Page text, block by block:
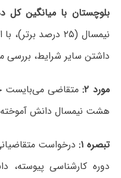
بلوچستان با میانگین کل
نیمسال (۲۵ درصد
داشتن سایر شرایط، بررسی
مورد ۲:
هشت نیمسال دانش
تبصره ۱:
دوره کارشناسی